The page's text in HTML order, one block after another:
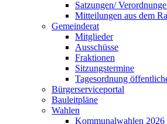
Satzungen/
Mitteilungen aus dem
Gemeinderat
Mitglieder
Ausschüsse
Fraktionen
Sitzungstermine
Tagesordnung
Bürgerserviceportal
Bauleitpläne
Wahlen
Kommunalwahlen 2026